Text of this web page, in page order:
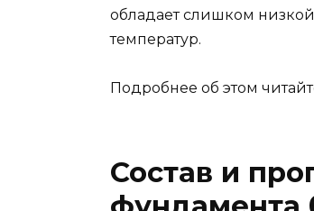
обладает слишком
температур.
Подробнее об этом
Состав и